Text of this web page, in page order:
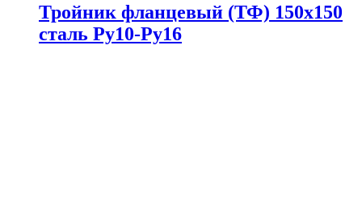
Тройник фланцевый (ТФ) 150х150
сталь Ру10-Ру16